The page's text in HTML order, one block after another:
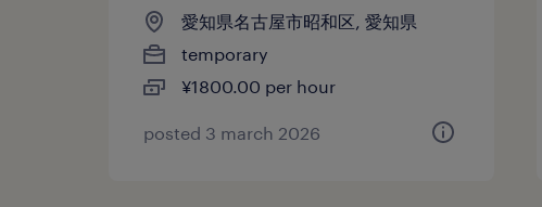
愛知県名古屋市昭和区, 愛知県
temporary
¥1800.00 per hour
posted 3 march 2026